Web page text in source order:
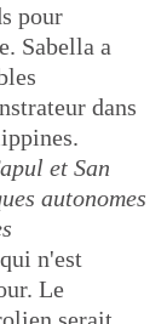
pour
Sabella a
dans
et San
autonomes
n'est
Le